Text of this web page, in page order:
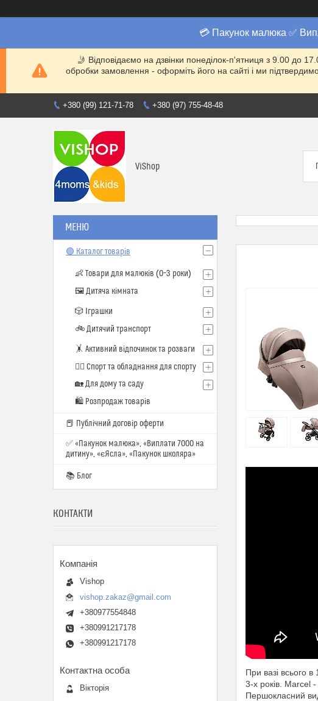
💳 Пакунок малюка ✅
🤳 Відповідаємо на дзвінки понеділок-п'ятниця з 9.00 до
обробки замовлення - оформіть його на сайті і ми
+380 (99) 121-71-78 +380 (97) 755-48-48
ViShop
При вазі всього
3-х років. Marcel
Першокласний
🟢 Каталог товарів
👶 Товари для малюків (0–3 роки)
🖼️ Дитяча кімната
🎲 Іграшки
🚲 Дитячий транспорт
🤸 Активний відпочинок та розваги
🏋️‍♂️ Спорт та обладнання для спорту
🏡 Для дому та саду
🛍 Розпродаж товарів
📕 Публічний договір оферти
✅ «Пакунок малюка», «Виплати 7000 на
дитину», «єЯсла», «Пакунок школяра»
📚 Блог
КОНТАКТИ
Vishop
vishop.zakaz@gmail.com
+380977554848
+380991217178
+380991217178
Вікторія